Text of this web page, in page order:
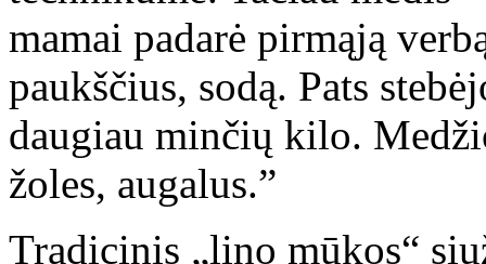
mamai padarė pirmąją
paukščius, sodą. Pats
daugiau minčių kilo.
žoles, augalus.”
Tradicinis „lino mūkos“